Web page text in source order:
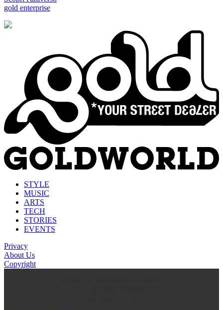
gold enterprise
STYLE
MUSIC
ARTS
TECH
STORIES
EVENTS
Privacy
About Us
Copyright